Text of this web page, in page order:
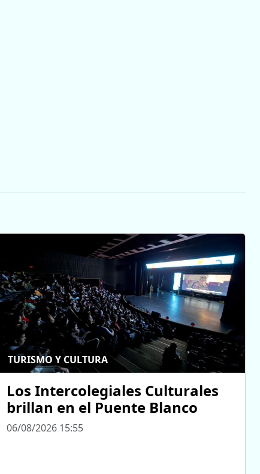
TURISMO Y CULTURA
Los Intercolegiales Culturales
brillan en el Puente Blanco
06/08/2026 15:55